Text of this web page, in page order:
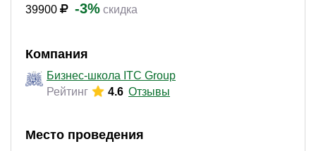
39900 -3% скидка
Компания
Бизнес-школа ITC Group
Рейтинг
4.6 Отзывы
Место проведения